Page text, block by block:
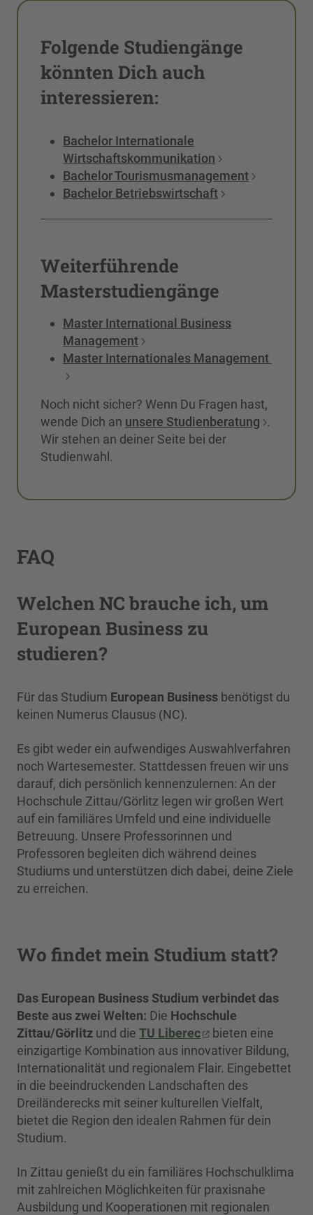
Folgende Studiengänge
könnten Dich auch
interessieren:
Bachelor Internationale
Wirtschaftskommunikation
Bachelor Tourismusmanagement
Bachelor Betriebswirtschaft
Weiterführende
Masterstudiengänge
Master International Business
Management
Master Internationales Management
Noch nicht sicher? Wenn Du Fragen hast,
wende Dich an unsere Studienberatung .
Wir stehen an deiner Seite bei der
Studienwahl.
FAQ
Welchen NC brauche ich, um
European Business zu
studieren?
Für das Studium European Business benötigst du
keinen Numerus Clausus (NC).
Es gibt weder ein aufwendiges Auswahlverfahren
noch Wartesemester. Stattdessen freuen wir uns
darauf, dich persönlich kennenzulernen: An der
Hochschule Zittau/Görlitz legen wir großen Wert
auf ein familiäres Umfeld und eine individuelle
Betreuung. Unsere Professorinnen und
Professoren begleiten dich während deines
Studiums und unterstützen dich dabei, deine Ziele
zu erreichen.
Wo findet mein Studium statt?
Das European Business Studium verbindet das
Beste aus zwei Welten: Die Hochschule
Zittau/Görlitz und die TU Liberec
bieten eine
einzigartige Kombination aus innovativer Bildung,
Internationalität und regionalem Flair. Eingebettet
in die beeindruckenden Landschaften des
Dreiländerecks mit seiner kulturellen Vielfalt,
bietet die Region den idealen Rahmen für dein
Studium.
In Zittau genießt du ein familiäres Hochschulklima
mit zahlreichen Möglichkeiten für praxisnahe
Ausbildung und Kooperationen mit regionalen